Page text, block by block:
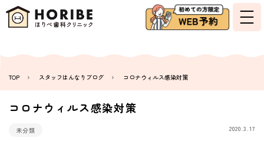
TOP スタッフはんなりブログ コロナウィルス感染対策
コロナウィルス感染対策
未分類 2020.3.17